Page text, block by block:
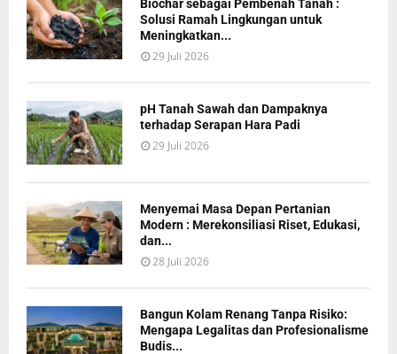
Biochar sebagai Pembenah Tanah :
Solusi Ramah Lingkungan untuk
Meningkatkan...
29 Juli 2026
pH Tanah Sawah dan Dampaknya
terhadap Serapan Hara Padi
29 Juli 2026
Menyemai Masa Depan Pertanian
Modern : Merekonsiliasi Riset, Edukasi,
dan...
28 Juli 2026
Bangun Kolam Renang Tanpa Risiko:
Mengapa Legalitas dan Profesionalisme
Budis...